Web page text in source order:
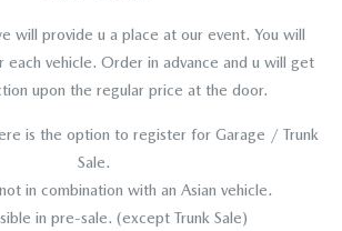
will provide u a place at our event. You will
vehicle. Order in advance and u will get
upon the regular price at the door.
is the option to register for Garage / Trunk
Sale.
in combination with an Asian vehicle.
in pre-sale. (except Trunk Sale)